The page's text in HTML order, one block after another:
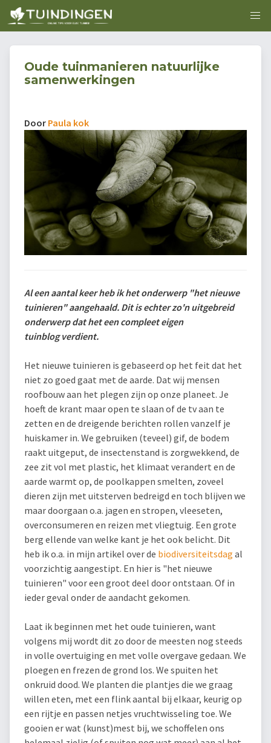
Oude tuinmanieren natuurlijke
samenwerkingen
Door Paula kok
Al een aantal keer heb ik het onderwerp "het nieuwe
tuinieren" aangehaald. Dit is echter zo'n uitgebreid
onderwerp dat het een compleet eigen
tuinblog verdient.
Het nieuwe tuinieren is gebaseerd op het feit dat het
niet zo goed gaat met de aarde. Dat wij mensen
roofbouw aan het plegen zijn op onze planeet. Je
hoeft de krant maar open te slaan of de tv aan te
zetten en de dreigende berichten rollen vanzelf je
huiskamer in. We gebruiken (teveel) gif, de bodem
raakt uitgeput, de insectenstand is zorgwekkend, de
zee zit vol met plastic, het klimaat verandert en de
aarde warmt op, de poolkappen smelten, zoveel
dieren zijn met uitsterven bedreigd en toch blijven we
maar doorgaan o.a. jagen en stropen, vleeseten,
overconsumeren en reizen met vliegtuig. Een grote
berg ellende van welke kant je het ook belicht. Dit
heb ik o.a. in mijn artikel over de biodiversiteitsdag al
voorzichtig aangestipt. En hier is "het nieuwe
tuinieren" voor een groot deel door ontstaan. Of in
ieder geval onder de aandacht gekomen.
Laat ik beginnen met het oude tuinieren, want
volgens mij wordt dit zo door de meesten nog steeds
in volle overtuiging en met volle overgave gedaan. We
ploegen en frezen de grond los. We spuiten het
onkruid dood. We planten die plantjes die we graag
willen eten, met een flink aantal bij elkaar, keurig op
een rijtje en passen netjes vruchtwisseling toe. We
gooien er wat (kunst)mest bij, we schoffelen ons